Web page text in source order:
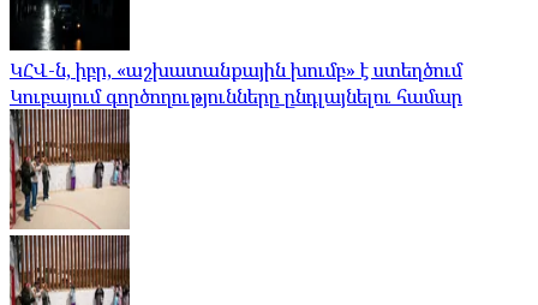
ԿՀՎ-ն, իբր, «աշխատանքային խումբ» է ստեղծում
Կուբայում գործողությունները ընդլայնելու համար